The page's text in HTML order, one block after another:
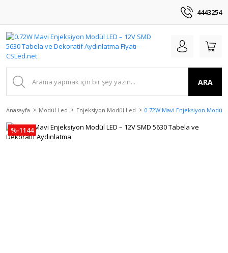
4443254
ARA
Anasayfa Modül Led Enjeksiyon Modül Led 0.72W Mavi Enjeksiyon Modül
%-1144